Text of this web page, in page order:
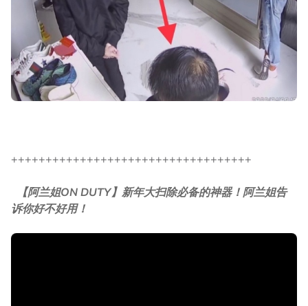
+++++++++++++++++++++++++++++++++++
【阿兰姐ON DUTY】新年大扫除必备的神器！阿兰姐告
诉你好不好用！